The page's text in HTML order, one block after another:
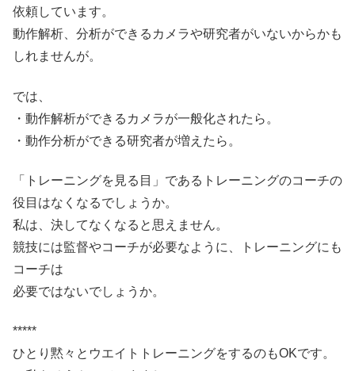
依頼しています。
動作解析、分析ができるカメラや研究者がいないからかも
しれませんが。
では、
・動作解析ができるカメラが一般化されたら。
・動作分析ができる研究者が増えたら。
「トレーニングを見る目」であるトレーニングのコーチの
役目はなくなるでしょうか。
私は、決してなくなると思えません。
競技には監督やコーチが必要なように、トレーニングにも
コーチは
必要ではないでしょうか。
*****
ひとり黙々とウエイトトレーニングをするのもOKです。